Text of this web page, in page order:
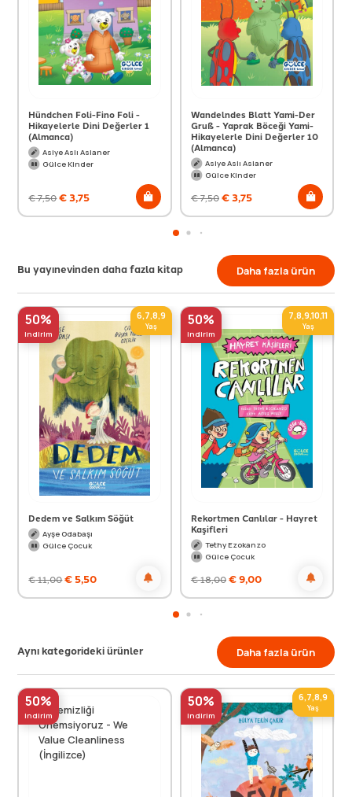
Hündchen Foli-Fino Foli -
Hikayelerle Dini Değerler 1
(Almanca)
Asiye Aslı Aslaner
Gülce Kinder
€7,50€ 3,75
Wandelndes Blatt Yami-Der
Gruß - Yaprak Böceği Yami-
Hikayelerle Dini Değerler 10
(Almanca)
Asiye Aslı Aslaner
Gülce Kinder
€7,50€3,75
Bu yayınevinden daha fazla kitap Daha fazla ürün
50%
indirim
6,7,8,9
Yaş
Dedem ve Salkım Söğüt
Ayşe Odabaşı
Gülce Çocuk
€11,00€ 5,50
50%
indirim
7,8,9,10,11
Yaş
Rekortmen Canlılar - Hayret
Kaşifleri
Tethy Ezokanzo
Gülce Çocuk
€18,00€9,00
Aynı kategorideki ürünler Daha fazla ürün
50%
indirim
50%
indirim
6,7,8,9
Yaş